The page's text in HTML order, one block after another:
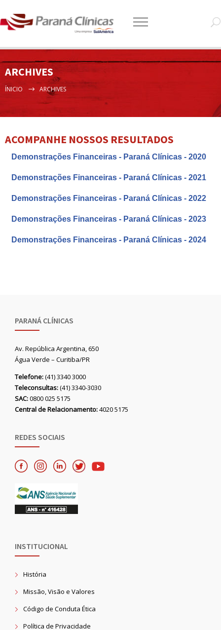
ARCHIVES
ÍNICIO ARCHIVES
ACOMPANHE NOSSOS RESULTADOS
Demonstrações Financeiras - Paraná Clínicas - 2020
Demonstrações Financeiras - Paraná Clínicas - 2021
Demonstrações Financeiras - Paraná Clínicas - 2022
Demonstrações Financeiras - Paraná Clínicas - 2023
Demonstrações Financeiras - Paraná Clínicas - 2024
PARANÁ CLÍNICAS
Av. República Argentina, 650
Água Verde – Curitiba/PR
Telefone:(41) 3340 3000
Teleconsultas:(41) 3340-3030
SAC:0800 025 5175
Central de Relacionamento:4020 5175
REDES SOCIAIS
INSTITUCIONAL
História
Missão, Visão e Valores
Código de Conduta Ética
Política de Privacidade